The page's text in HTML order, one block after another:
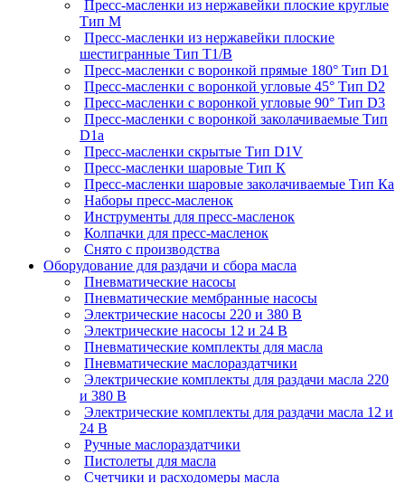
Пресс-масленки из нержавейки плоские круглые
Тип M
Пресс-масленки из нержавейки плоские
шестигранные Тип T1/B
Пресс-масленки с воронкой прямые 180° Тип D1
Пресс-масленки с воронкой угловые 45° Тип D2
Пресс-масленки с воронкой угловые 90° Тип D3
Пресс-масленки с воронкой заколачиваемые Тип
D1a
Пресс-масленки скрытые Тип D1V
Пресс-масленки шаровые Тип К
Пресс-масленки шаровые заколачиваемые Тип Кa
Наборы пресс-масленок
Инструменты для пресс-масленок
Колпачки для пресс-масленок
Снято с производства
Оборудование для раздачи и сбора масла
Пневматические насосы
Пневматические мембранные насосы
Электрические насосы 220 и 380 В
Электрические насосы 12 и 24 В
Пневматические комплекты для масла
Пневматические маслораздатчики
Электрические комплекты для раздачи масла 220
и 380 В
Электрические комплекты для раздачи масла 12 и
24 В
Ручные маслораздатчики
Пистолеты для масла
Счетчики и расходомеры масла